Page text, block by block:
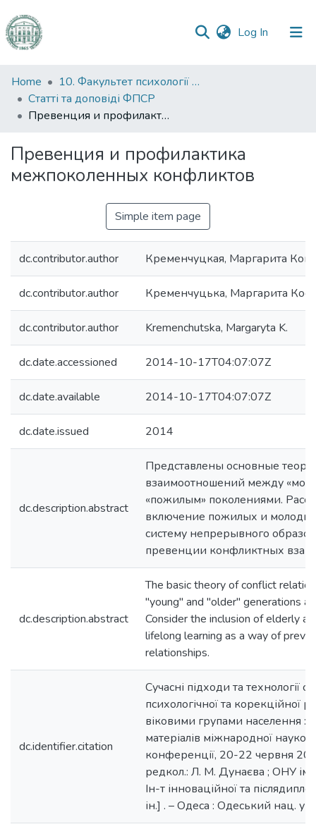
Log In (current)
Communities
&
Collections
Statistics
Home
10. Факультет психології та соціальної роботи
Статті та доповіді ФПСР
Превенция и профилактика межпоколенных конфликтов
Превенция и профилактика
межпоколенных конфликтов
Simple item page
dc.contributor.author Кременчуцкая, Маргарита
dc.contributor.author Кременчуцька, Маргарита
dc.contributor.author Kremenchutska, Margaryta K.
dc.date.accessioned 2014-10-17T04:07:07Z
dc.date.available 2014-10-17T04:07:07Z
dc.date.issued 2014
dc.description.abstract
Представлены основные
взаимоотношений между
«пожилым» поколениями.
включение пожилых и
систему непрерывного
превенции конфликтных
dc.description.abstract
The basic theory of conflict
"young" and "older" generations
Consider the inclusion of elderly
lifelong learning as a way of
relationships.
dc.identifier.citation
Сучасні підходи та технології
психологічної та корекційної
віковими групами населення :
матеріалів міжнародної
конференції, 20-22 червня
редкол.: Л. М. Дунаєва ; ОНУ ім.
Ін-т інноваційної та
ін.] . – Одеса : Одеський нац.